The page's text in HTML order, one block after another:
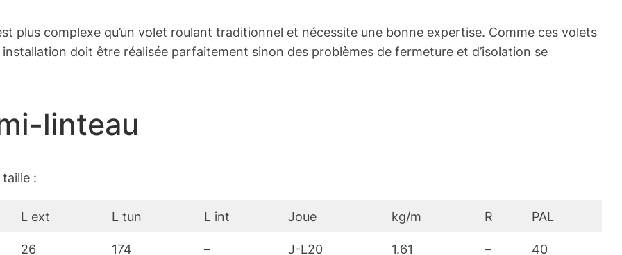
plus complexe qu’un volet roulant traditionnel et nécessite une bonne expertise. Comme ces volets
doit être réalisée parfaitement sinon des problèmes de fermeture et d’isolation se
linteau
:
L ext L tun L int Joue kg/m R PAL
26 174 – J-L20 1.61 – 40